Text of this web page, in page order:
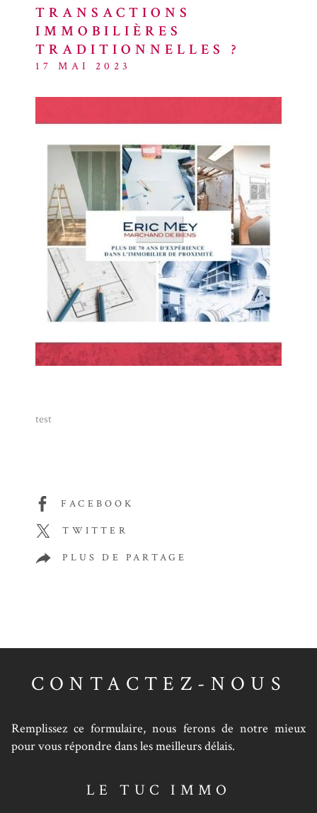
TRANSACTIONS
IMMOBILIÈRES
TRADITIONNELLES ?
17 MAI 2023
test
FACEBOOK
TWITTER
PLUS DE PARTAGE
CONTACTEZ-NOUS
Remplissez ce formulaire, nous ferons de notre mieux
pour vous répondre dans les meilleurs délais.
LE TUC IMMO